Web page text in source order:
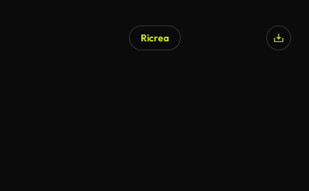
Ricrea